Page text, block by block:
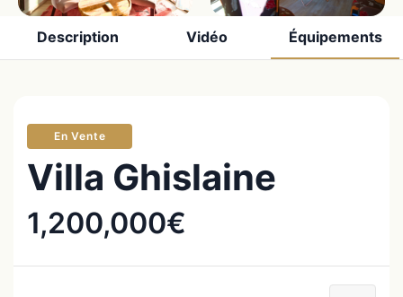
Description Vidéo Équipements
En Vente
Villa Ghislaine
1,200,000€